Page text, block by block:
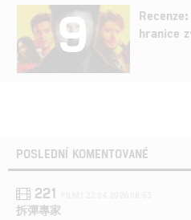
9
hranice
POSLEDNÍ KOMENTOVANÉ
221
拆彈專家